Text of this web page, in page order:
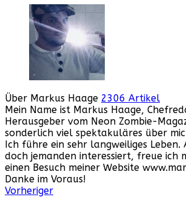
Über Markus Haage 2306 Artikel
Mein Name ist Markus Haage,
Herausgeber vom Neon Zombie-
sonderlich viel spektakuläres über
Ich führe ein sehr langweiliges Leben.
doch jemanden interessiert, freue ich
einen Besuch meiner Website
Danke im Voraus!
Webseite
Facebook
Instagram
YouTube
Vorheriger